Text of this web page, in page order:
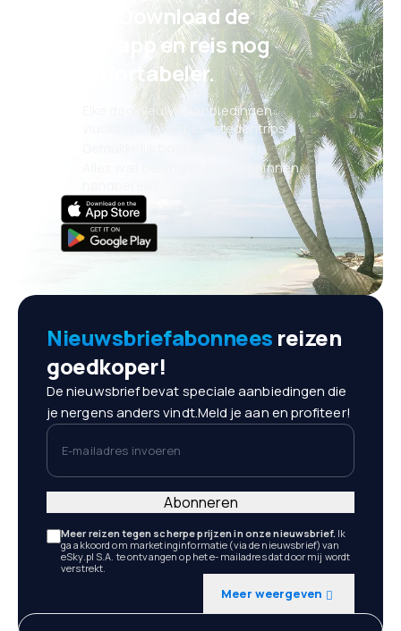
Psst! Download de
eSky-app en reis nog
comfortabeler.
Elke dag nieuwe aanbiedingen:
vluchten, vakanties, stedentrips
Alles wat belangrijk is, altijd binnen
Nieuwsbriefabonnees reizen
goedkoper!
De nieuwsbrief bevat speciale aanbiedingen die
je nergens anders vindt.Meld je aan en profiteer!
E-mailadres invoeren
Meer reizen tegen scherpe prijzen in onze nieuwsbrief. Ik
ga akkoord om marketinginformatie (via de nieuwsbrief) van
eSky.pl S.A. te ontvangen op het e-mailadres dat door mij wordt
verstrekt.
Meer weergeven
Abonneren